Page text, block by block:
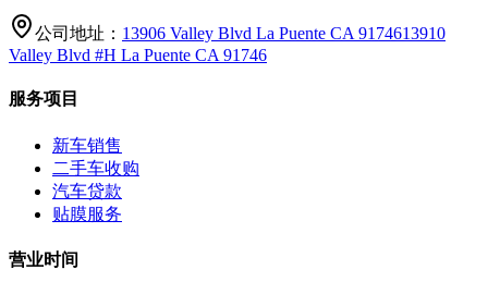
公司地址： 13906 Valley Blvd La Puente CA 9174613910
Valley Blvd #H La Puente CA 91746
服务项目
新车销售
二手车收购
汽车贷款
贴膜服务
营业时间